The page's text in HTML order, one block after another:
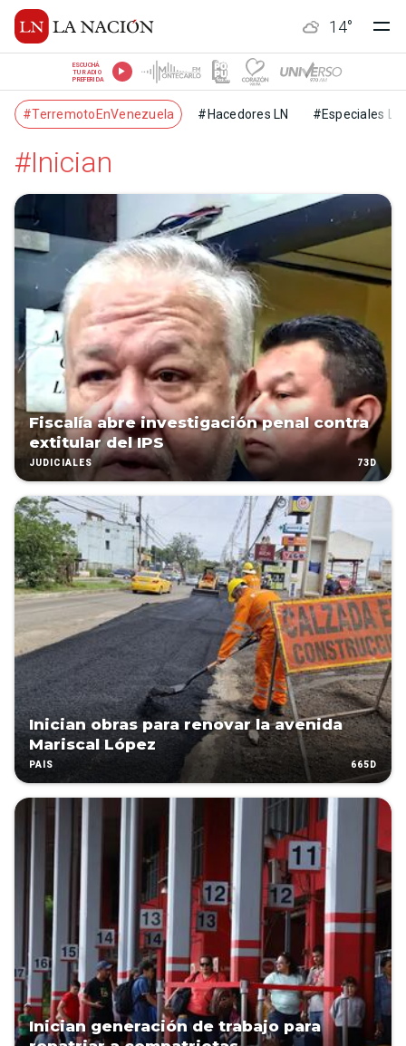
14°
ESCUCHÁ
TU RADIO
PREFERIDA
#TerremotoEnVenezuela #Hacedores LN #Especiales LN
#Inician
Fiscalía abre investigación penal contra
extitular del IPS
JUDICIALES 73D
Inician obras para renovar la avenida
Mariscal López
PAÍS 665D
Inician generación de trabajo para